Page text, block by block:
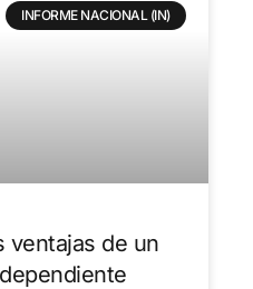
INFORME NACIONAL (IN)
ventajas de un